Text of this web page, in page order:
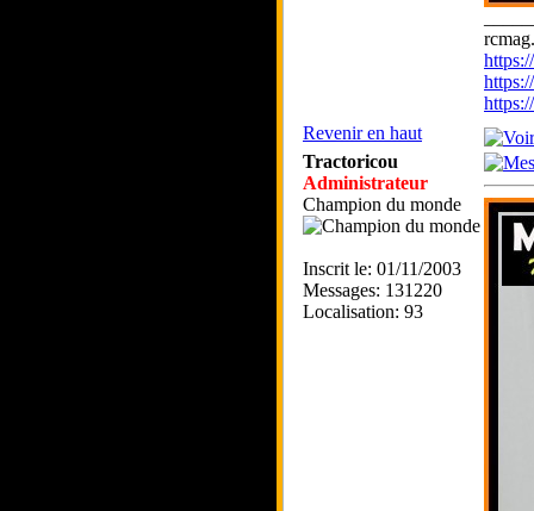
Revenir en haut
Tractoricou
Administrateur
Champion du monde
Inscrit le: 01/11/2003
Messages: 131220
Localisation: 93